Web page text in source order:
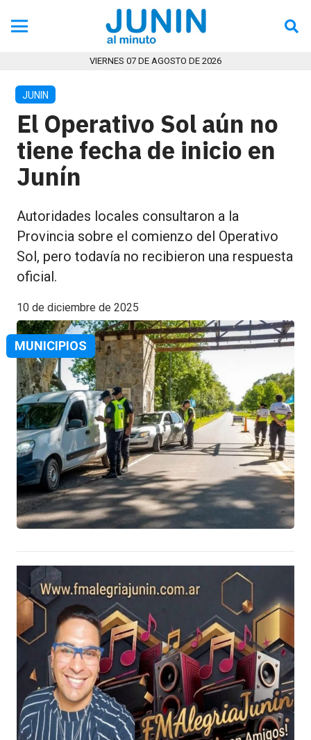
VIERNES 07 DE AGOSTO DE 2026
JUNIN
El Operativo Sol aún no
tiene fecha de inicio en
Junín
Autoridades locales consultaron a la
Provincia sobre el comienzo del Operativo
Sol, pero todavía no recibieron una respuesta
oficial.
10 de diciembre de 2025
MUNICIPIOS